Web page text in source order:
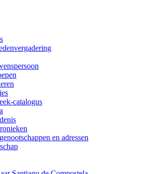
catalogus
en adressen